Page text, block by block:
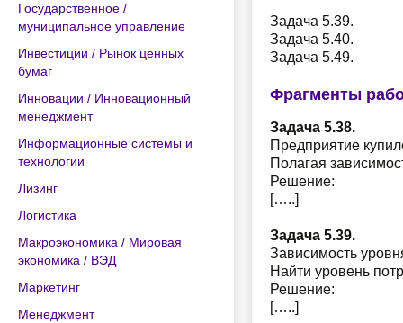
Государственное /
муниципальное управление
Инвестиции / Рынок ценных
бумаг
Инновации / Инновационный
менеджмент
Информационные системы и
технологии
Лизинг
Логистика
Макроэкономика / Мировая
экономика / ВЭД
Маркетинг
Менеджмент
Задача 5.39.
Задача 5.40.
Задача 5.49.
Фрагменты
Задача 5.38.
Предприятие
Полагая
Решение:
[…..]
Задача 5.39.
Зависимость
Найти уровень
Решение:
[…..]